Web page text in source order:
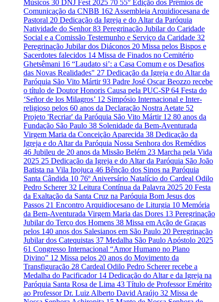
Músicos 30 DNJ Fest 2025 70 55° Edição dos Prêmios de
Comunicação da CNBB 162 Assembleia Arquidiocesana de
Pastoral 20 Dedicação da Igreja e do Altar da Paróquia
Natividade do Senhor83 Peregrinação Jubilar do Caridade
Social e a Comissão Testemunho e Serviço da Caridade 32
Peregrinação Jubilar dos Diáconos 20 Missa pelos Bispos e
Sacerdotes falecidos 14 Missa de Finados no Cemitério
Ghetsêmani 16 “Laudato si’: a Casa Comum e os Desafios
das Novas Realidades" 27 Dedicação da Igreja e do Altar da
Paróquia São Vito Mártir93 Padre José Oscar Beozzo recebe
o título de Doutor Honoris Causa pela PUC-SP64 Festa do
‘Señor de los Milagros’ 12 Simpósio Internacional e Inter-
religioso pelos 60 anos da Declaração Nostra Aetate 52
Projeto 'Recriar' da Paróquia São Vito Mártir 12 80 anos da
Fundação São Paulo 38 Solenidade da Bem-Aventurada
Virgem Maria da Conceição Aparecida 38 Dedicação da
Igreja e do Altar da Paróquia Nossa Senhora dos Remédios
46 Jubileu de 20 anos da Missão Belém 23 Marcha pela Vida
2025 25 Dedicação da Igreja e do Altar da Paróquia São João
Batista na Vila Ipojuca 46 Bênção dos Sinos na Paróquia
Santa Cândida 10 76º Aniversário Natalício do Cardeal Odilo
Pedro Scherer32 Leitura Contínua da Palavra 2025 20 Festa
da Exaltação da Santa Cruz na Paróquia Bom Jesus dos
Passos 21 Encontro Arquidiocesano de Liturgia 10 Memória
da Bem-Aventurada Virgem Maria das Dores 13 Peregrinação
Jubilar do Terço dos Homens 38 Missa em Ação de Graças
pelos 140 anos dos Salesianos em São Paulo 20 Peregrinação
Jubilar dos Catequistas 37 Medalha São Paulo Apóstolo 2025
61 Congresso Internacional “Amor Humano no Plano
Divino” 12 Missa pelos 20 anos do Movimento da
Transfiguração 28 Cardeal Odilo Pedro Scherer recebe a
Medalha do Pacificador 14 Dedicação do Altar e da Igreja na
Paróquia Santa Rosa de Lima 43 Título de Professor Emérito
ao Professor Dr. Luiz Alberto David Araújo 32 Missa de